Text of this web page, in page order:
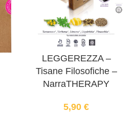
LEGGEREZZA –
Tisane Filosofiche –
NarraTHERAPY
5,90 €